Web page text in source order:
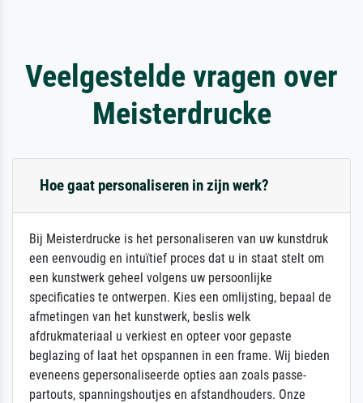
Veelgestelde vragen over
Meisterdrucke
Hoe gaat personaliseren in zijn werk?
Bij Meisterdrucke is het personaliseren van uw kunstdruk
een eenvoudig en intuïtief proces dat u in staat stelt om
een kunstwerk geheel volgens uw persoonlijke
specificaties te ontwerpen. Kies een omlijsting, bepaal de
afmetingen van het kunstwerk, beslis welk
afdrukmateriaal u verkiest en opteer voor gepaste
beglazing of laat het opspannen in een frame. Wij bieden
eveneens gepersonaliseerde opties aan zoals passe-
partouts, spanningshoutjes en afstandhouders. Onze